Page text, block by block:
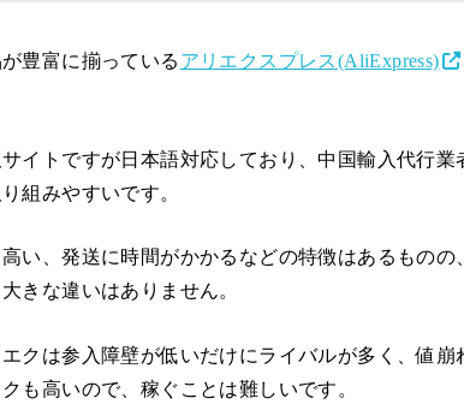
豊富に揃っている アリエクスプレス(AliExpress)
イトですが日本語対応しており、中国輸入代行
組みやすいです。
い、発送に時間がかかるなどの特徴はあるもの
きな違いはありません。
クは参入障壁が低いだけにライバルが多く、値
も高いので、稼ぐことは難しいです。